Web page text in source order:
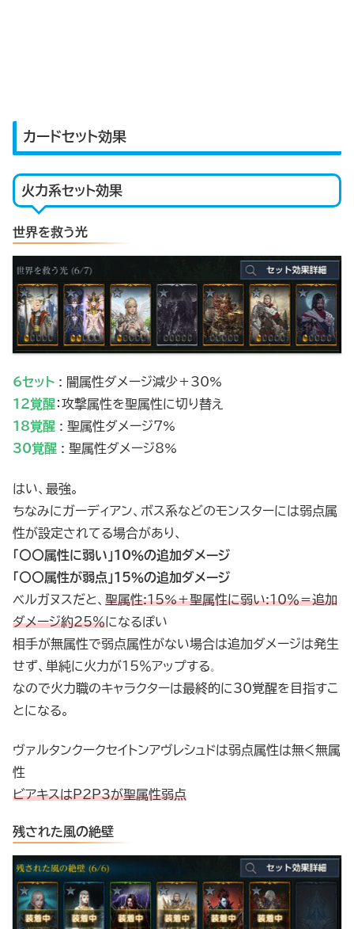
カードセット効果
火力系セット効果
世界を救う光
6セット : 闇属性ダメージ減少＋30%
12覚醒：攻撃属性を聖属性に切り替え
18覚醒 : 聖属性ダメージ7%
30覚醒 : 聖属性ダメージ8%
はい、最強。
ちなみにガーディアン、ボス系などのモンスターには弱点属
性が設定されてる場合があり、
「〇〇属性に弱い」10％の追加ダメージ
「〇〇属性が弱点」15％の追加ダメージ
ベルガヌスだと、 聖属性:15%＋聖属性に弱い:10％＝追加
ダメージ約25％になるぽい
相手が無属性で弱点属性がない場合は追加ダメージは発生
せず、単純に火力が15％アップする。
なので火力職のキャラクターは最終的に30覚醒を目指すこ
とになる。
ヴァルタンクークセイトンアヴレシュドは弱点属性は無く無属
性
ビアキスはP2P3が聖属性弱点
残された風の絶壁